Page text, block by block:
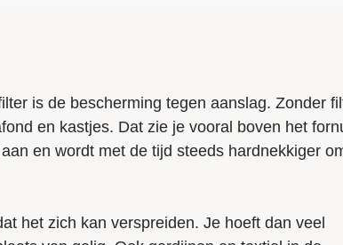
is de bescherming tegen aanslag. Zonder
en kastjes. Dat zie je vooral boven het
en wordt met de tijd steeds hardnekkiger
het zich kan verspreiden. Je hoeft dan veel